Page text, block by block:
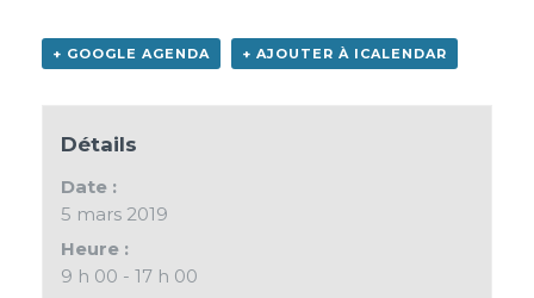
+ GOOGLE AGENDA + AJOUTER À ICALENDAR
Détails
Date :
5 mars 2019
Heure :
9 h 00 - 17 h 00